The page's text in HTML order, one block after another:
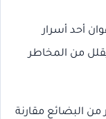
أحد أسرار
من المخاطر
من البضائع مقارنة